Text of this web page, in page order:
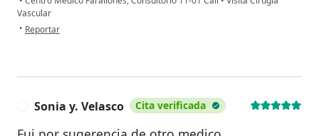
Vascular
• en opinión del usuario sandra
Reportar
Sonia y. Velasco Cita verificada